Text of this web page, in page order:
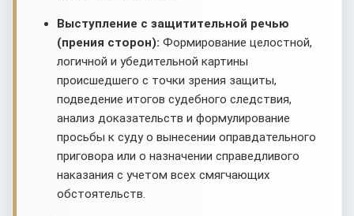
Выступление с защитительной речью
(прения сторон): Формирование целостной,
логичной и убедительной картины
происшедшего с точки зрения защиты,
подведение итогов судебного следствия,
анализ доказательств и формулирование
просьбы к суду о вынесении оправдательного
приговора или о назначении справедливого
наказания с учетом всех смягчающих
обстоятельств.